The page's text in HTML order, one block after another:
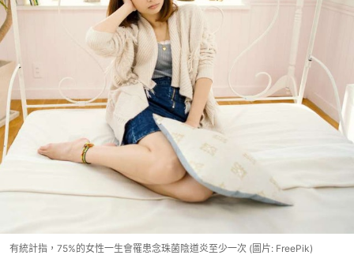
有統計指，75%的女性一生會罹患念珠​菌陰道炎至少一次 (圖片: FreePik)